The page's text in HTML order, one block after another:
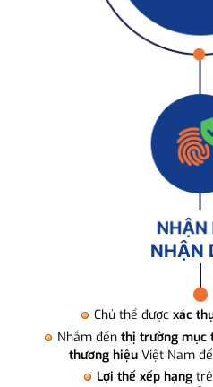
NHẬN
Chủ thể được xác
Nhắm đến thị trường mục
thương hiệuViệt Nam
Lợi thế xếp hạng